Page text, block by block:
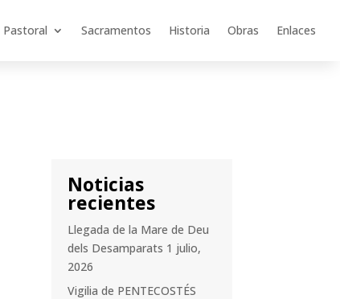
Pastoral Sacramentos Historia Obras Enlaces
Noticias
recientes
Llegada de la Mare de Deu
dels Desamparats 1 julio,
2026
Vigilia de PENTECOSTÉS